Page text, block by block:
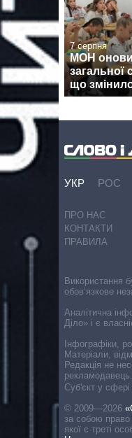
7 серпня
МОН
загальної
що
УКР РОС
ПРО НАС
КОНТАКТИ
ПРАВИЛА
Cуб'єкт у
© 2009—2026
за собою право
якої є треті
Використання
обов’язкове
Аналітична
Діло» і є
Інфографіки,
Матеріали,
Редакція не
рекламодавець.